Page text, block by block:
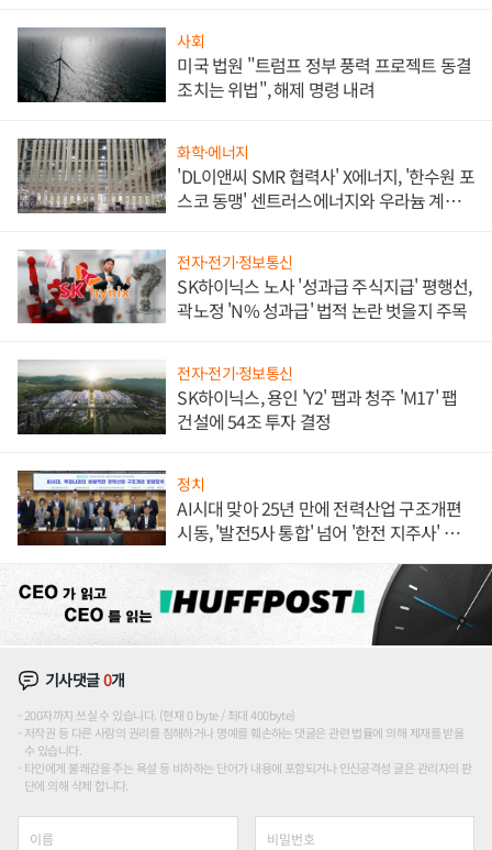
사회
미국 법원 "트럼프 정부 풍력 프로젝트 동결
조치는 위법", 해제 명령 내려
화학·에너지
'DL이앤씨 SMR 협력사' X에너지, '한수원 포
스코 동맹' 센트러스에너지와 우라늄 계약
전자·전기·정보통신
SK하이닉스 노사 '성과급 주식지급' 평행선,
곽노정 'N% 성과급' 법적 논란 벗을지 주목
전자·전기·정보통신
SK하이닉스, 용인 'Y2' 팹과 청주 'M17' 팹
건설에 54조 투자 결정
정치
AI시대 맞아 25년 만에 전력산업 구조개편
시동, '발전5사 통합' 넘어 '한전 지주사' 재편
기사댓글0개
200자까지 쓰실 수 있습니다. (현재 0 byte / 최대 400byte)
저작권 등 다른 사람의 권리를 침해하거나 명예를 훼손하는 댓글은 관련 법률에 의해 제재를 받을
수 있습니다.
타인에게 불쾌감을 주는 욕설 등 비하하는 단어가 내용에 포함되거나 인신공격성 글은 관리자의 판
단에 의해 삭제 합니다.